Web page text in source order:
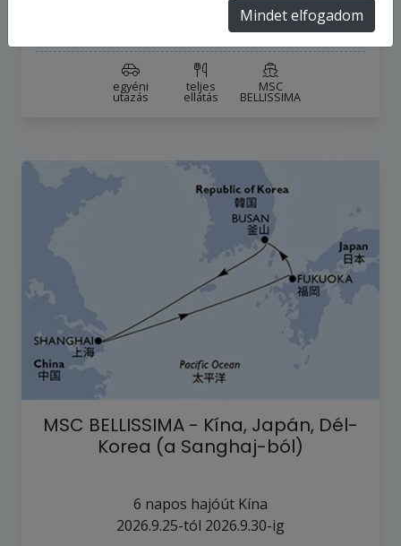
894 695 Ft-tól
egyéni
utazás
teljes
ellátás
MSC
BELLISSIMA
MSC BELLISSIMA - Kína, Japán, Dél-
Korea (a Sanghaj-ból)
6 napos hajóút Kína
2026.9.25-tól 2026.9.30-ig
Mindet elfogadom